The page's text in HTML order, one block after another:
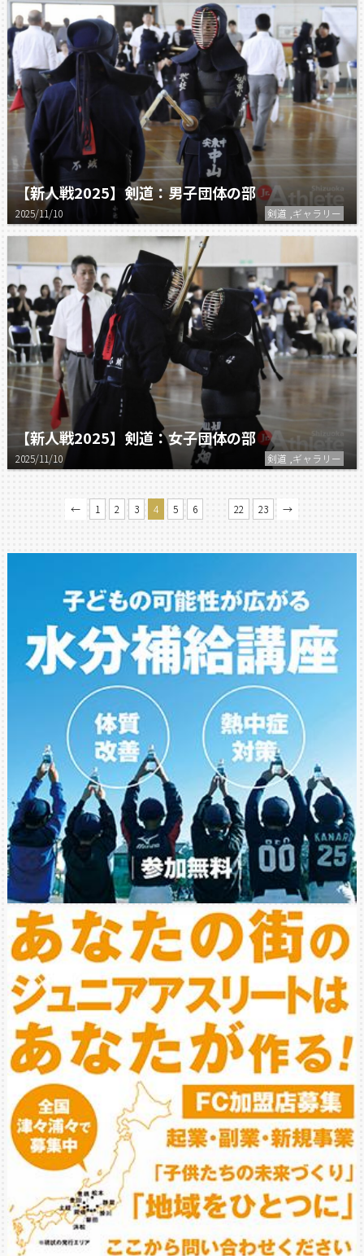
【新人戦2025】剣道：男子団体の部
2025/11/10 剣道 ,ギャラリー
【新人戦2025】剣道：女子団体の部
2025/11/10 剣道 ,ギャラリー
← 1 2 3 4 5 6 22 23 →